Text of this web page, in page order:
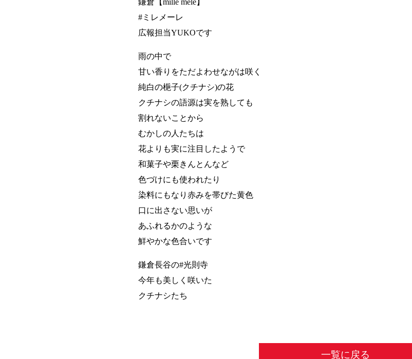
鎌倉【mille mele】
#ミレメーレ
広報担当YUKOです
雨の中で
甘い香りをただよわせながは咲く
純白の梔子(クチナシ)の花
クチナシの語源は実を熟しても
割れないことから
むかしの人たちは
花よりも実に注目したようで
和菓子や栗きんとんなど
色づけにも使われたり
染料にもなり赤みを帯びた黄色
口に出さない思いが
あふれるかのような
鮮やかな色合いです
鎌倉長谷の#光則寺
今年も美しく咲いた
クチナシたち
一覧に戻る